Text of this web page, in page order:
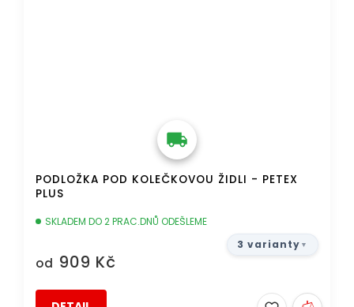
PODLOŽKA POD KOLEČKOVOU ŽIDLI - PETEX
PLUS
SKLADEM DO 2 PRAC.DNŮ ODEŠLEME
od 909 Kč
3 varianty